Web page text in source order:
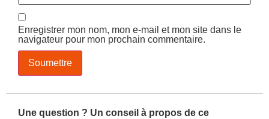
Enregistrer mon nom, mon e-mail et mon site dans le
navigateur pour mon prochain commentaire.
Une question ? Un conseil à propos de ce